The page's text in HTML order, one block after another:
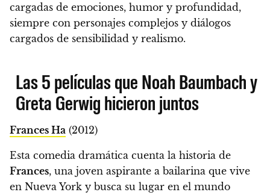
cargadas de emociones, humor y profundidad,
siempre con personajes complejos y diálogos
cargados de sensibilidad y realismo.
Las 5 películas que Noah Baumbach y
Greta Gerwig hicieron juntos
Frances Ha (2012)
Esta comedia dramática cuenta la historia de
Frances, una joven aspirante a bailarina que vive
en Nueva York y busca su lugar en el mundo